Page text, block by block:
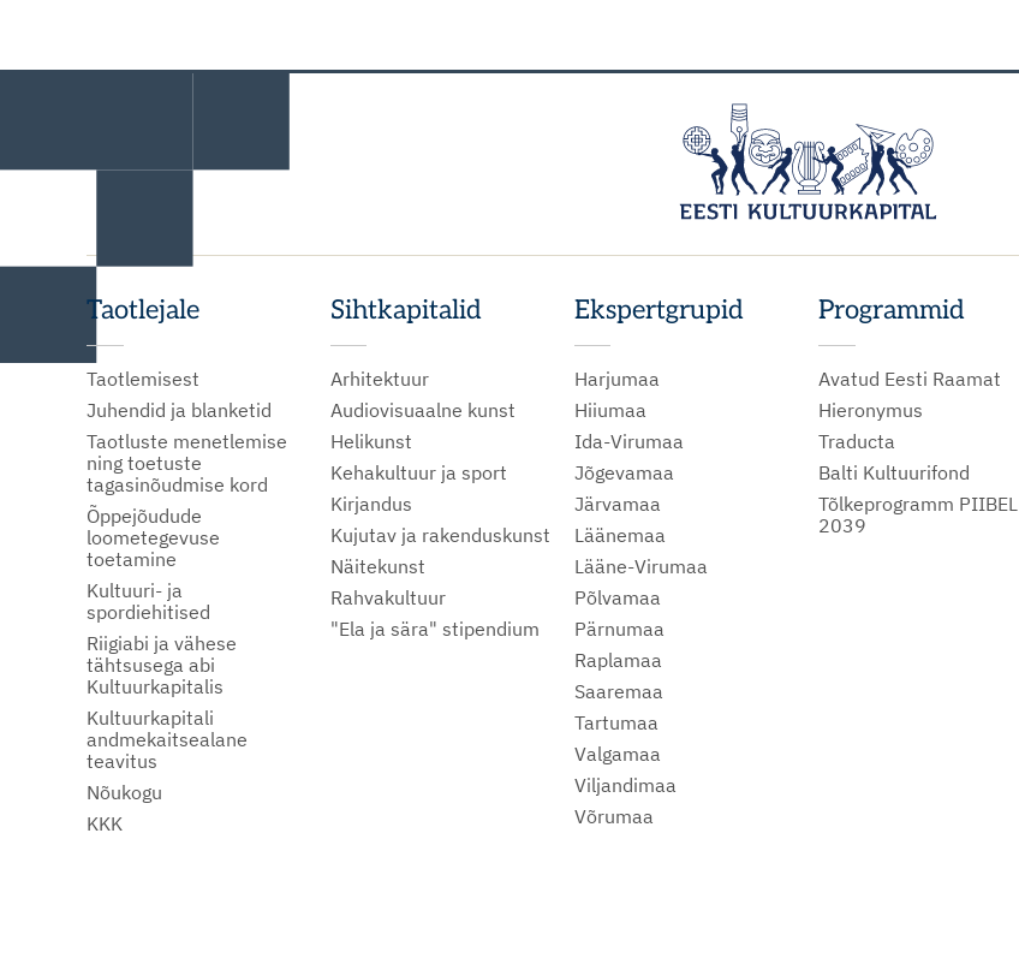
Taotlejale
Taotlemisest
Juhendid ja blanketid
Taotluste menetlemise
ning toetuste
tagasinõudmise kord
Õppejõudude
loometegevuse
toetamine
Kultuuri- ja
spordiehitised
Riigiabi ja vähese
tähtsusega abi
Kultuurkapitalis
Kultuurkapitali
andmekaitsealane
teavitus
Nõukogu
KKK
Sihtkapitalid
Arhitektuur
Audiovisuaalne kunst
Helikunst
Kehakultuur ja sport
Kirjandus
Kujutav ja rakenduskunst
Näitekunst
Rahvakultuur
"Ela ja sära" stipendium
Ekspertgrupid
Harjumaa
Hiiumaa
Ida-Virumaa
Jõgevamaa
Järvamaa
Läänemaa
Lääne-Virumaa
Põlvamaa
Pärnumaa
Raplamaa
Saaremaa
Tartumaa
Valgamaa
Viljandimaa
Võrumaa
Programmid
Avatud Eesti Raamat
Hieronymus
Traducta
Balti Kultuurifond
Tõlkeprogramm PIIBEL
2039